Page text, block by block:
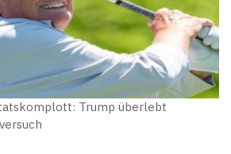
Trump überlebt